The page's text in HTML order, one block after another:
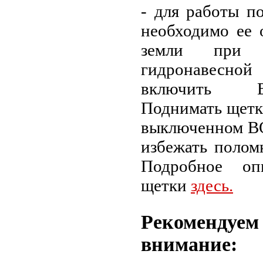
- для работы
необходимо ее
земли при
включить
Поднимать
выключенном
избежать
Подробное
щетки здесь.
внимание: